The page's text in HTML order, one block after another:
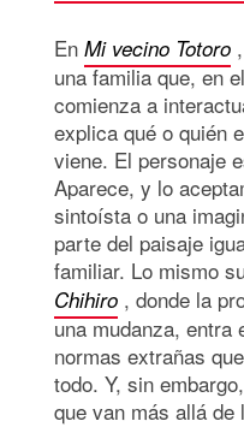
En Mi vecino Totoro
una familia que, en
comienza a
explica qué o quién
viene. El personaje
Aparece, y lo
sintoísta o una
parte del paisaje
familiar. Lo mismo
Chihiro , donde la
una mudanza, entra
normas extrañas
todo. Y, sin
que van más allá de